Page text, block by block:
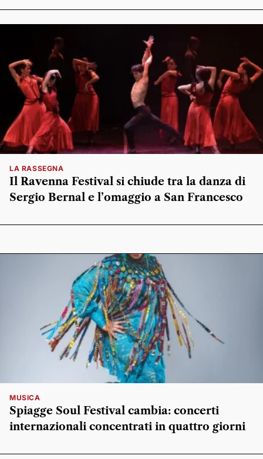
LA RASSEGNA
Il Ravenna Festival si chiude tra la danza di
Sergio Bernal e l’omaggio a San Francesco
MUSICA
Spiagge Soul Festival cambia: concerti
internazionali concentrati in quattro giorni